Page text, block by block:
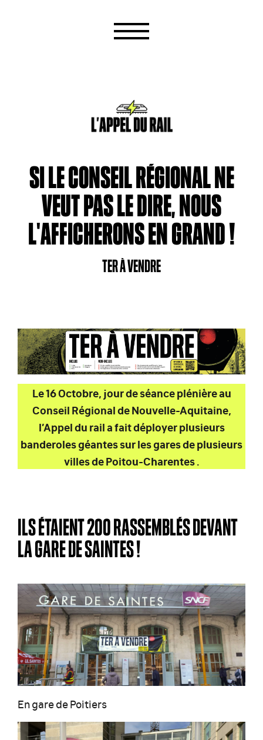
SI LE CONSEIL RÉGIONAL NE
VEUT PAS LE DIRE, NOUS
L'AFFICHERONS EN GRAND !
TER À VENDRE
Le 16 Octobre, jour de séance plénière au
Conseil Régional de Nouvelle-Aquitaine,
l’Appel du rail a fait déployer plusieurs
banderoles géantes sur les gares de plusieurs
villes de Poitou-Charentes .
ILS ÉTAIENT 200 RASSEMBLÉS DEVANT
LA GARE DE SAINTES !
En gare de Poitiers